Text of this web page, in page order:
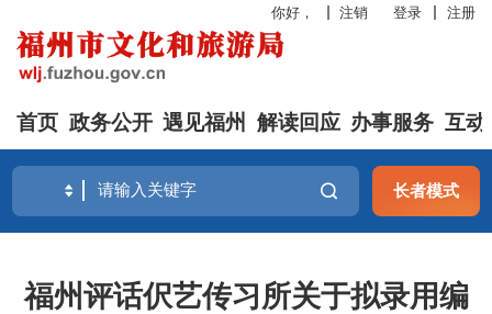
你好， 注销 登录 注册
首页 政务公开 遇见福州 解读回应 办事服务 互动
长者模式
福州评话伬艺传习所关于拟录用编